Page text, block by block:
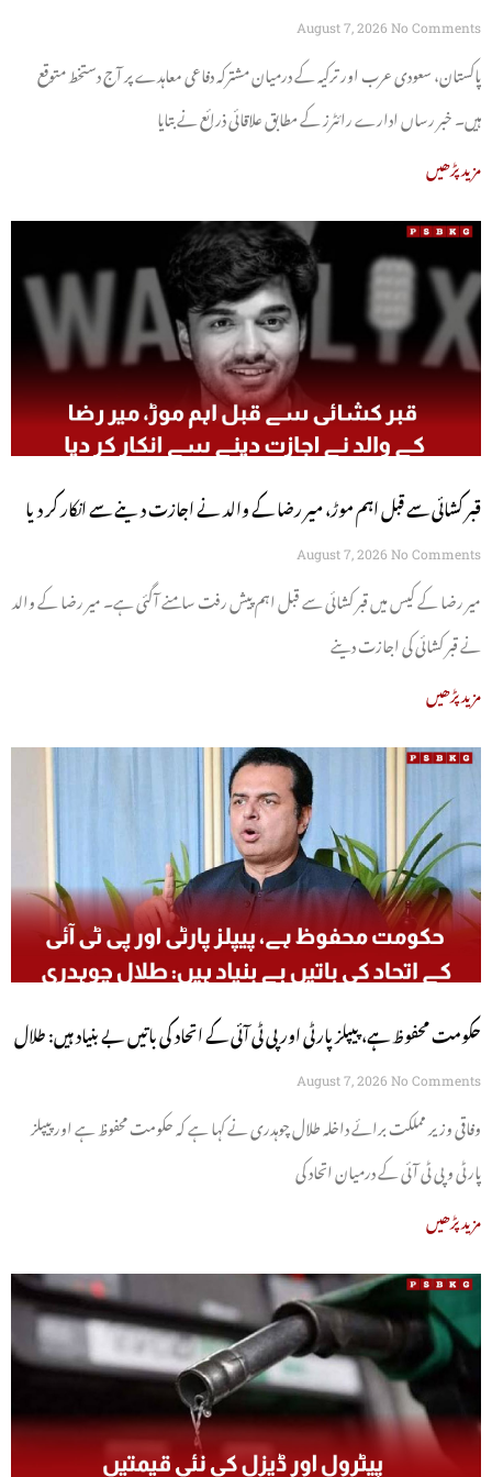
August 7, 2026 No Comments
پاکستان، سعودی عرب اور ترکیہ کے درمیان مشترکہ دفاعی معاہدے پر آج دستخط متوقع
ہیں۔ خبر رساں ادارے رائٹرز کے مطابق علاقائی ذرائع نے بتایا
مزید پڑھیں
قبر کشائی سے قبل اہم موڑ، میر رضا کے والد نے اجازت دینے سے انکار کر دیا
August 7, 2026 No Comments
میر رضا کے کیس میں قبر کشائی سے قبل اہم پیش رفت سامنے آگئی ہے۔ میر رضا کے والد
نے قبر کشائی کی اجازت دینے
مزید پڑھیں
حکومت محفوظ ہے، پیپلز پارٹی اور پی ٹی آئی کے اتحاد کی باتیں بے بنیاد ہیں: طلال
چوہدری
August 7, 2026 No Comments
وفاقی وزیر مملکت برائے داخلہ طلال چوہدری نے کہا ہے کہ حکومت محفوظ ہے اور پیپلز
پارٹی و پی ٹی آئی کے درمیان اتحاد کی
مزید پڑھیں